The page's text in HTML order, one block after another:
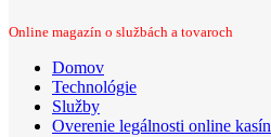
Online magazín o službách a tovaroch
Domov
Technológie
Služby
Overenie legálnosti online kasín